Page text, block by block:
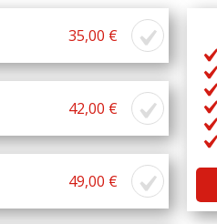
35,00 €
42,00 €
49,00 €